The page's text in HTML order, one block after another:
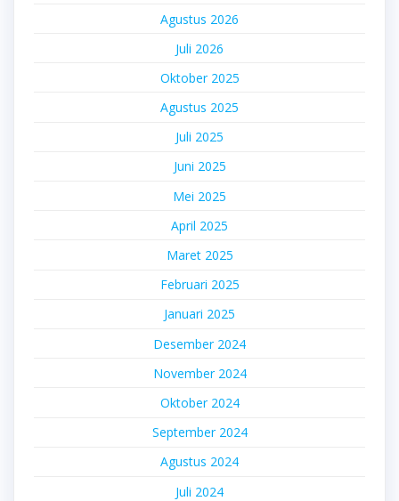
Agustus 2026
Juli 2026
Oktober 2025
Agustus 2025
Juli 2025
Juni 2025
Mei 2025
April 2025
Maret 2025
Februari 2025
Januari 2025
Desember 2024
November 2024
Oktober 2024
September 2024
Agustus 2024
Juli 2024